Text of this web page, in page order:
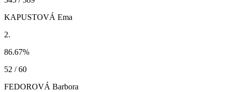
KAPUSTOVÁ Ema
2.
86.67%
52 / 60
FEDOROVÁ Barbora